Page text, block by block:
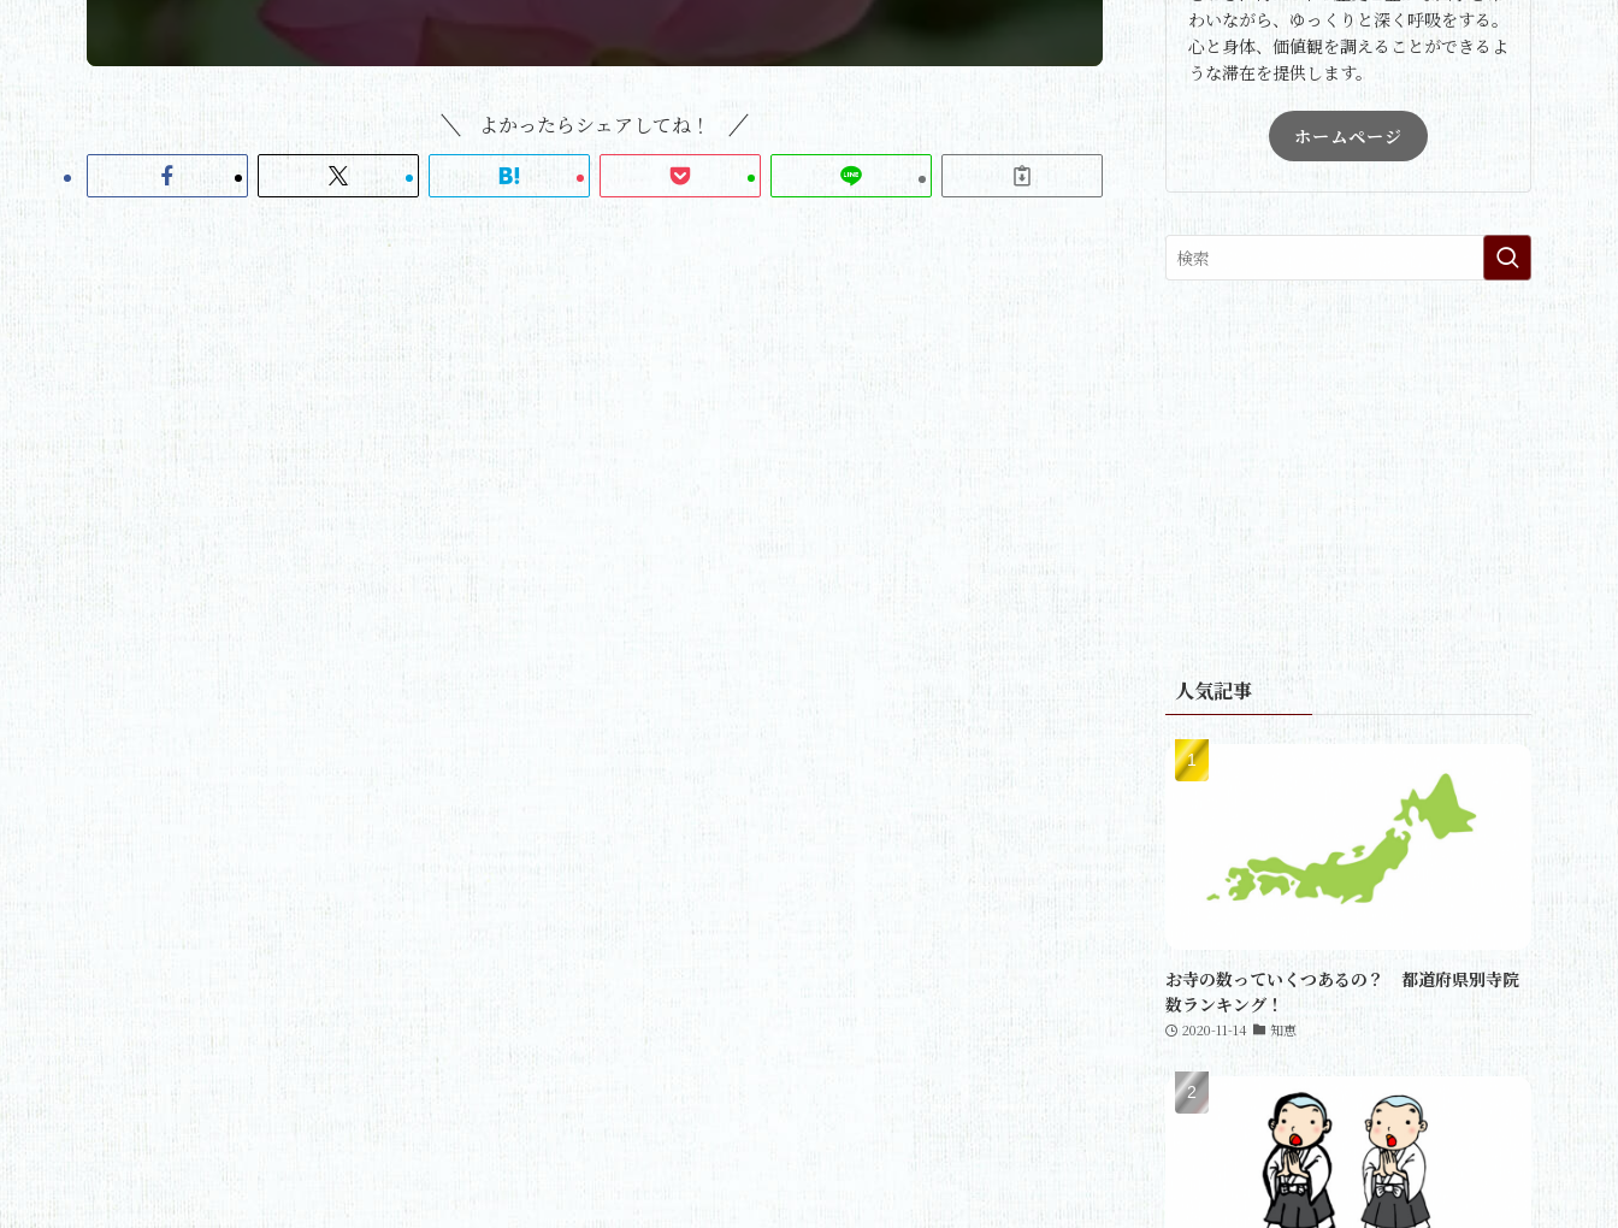
よかったらシェアしてね！
わいながら、ゆっくりと深く呼吸をする。
心と身体、価値観を調えることができるよ
うな滞在を提供します。
ホームページ
人気記事
お寺の数っていくつあるの？ 都道府県別寺院
数ランキング！
2020-11-14 知恵